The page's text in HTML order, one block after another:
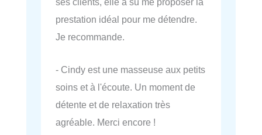
prestation idéal pour me détendre.
Je recommande.
- Cindy est une masseuse aux petits
soins et à l'écoute. Un moment de
détente et de relaxation très
agréable. Merci encore !